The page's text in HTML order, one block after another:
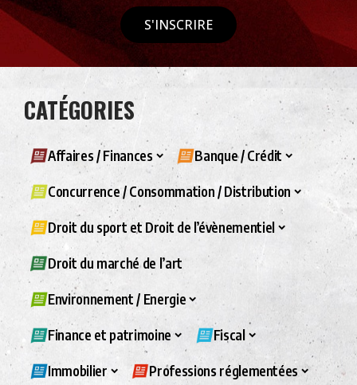
S'INSCRIRE
CATÉGORIES
Affaires / Finances Banque / Crédit
Concurrence / Consommation / Distribution
Droit du sport et Droit de l’évènementiel
Droit du marché de l’art
Environnement / Energie
Finance et patrimoine Fiscal
Immobilier Professions réglementées